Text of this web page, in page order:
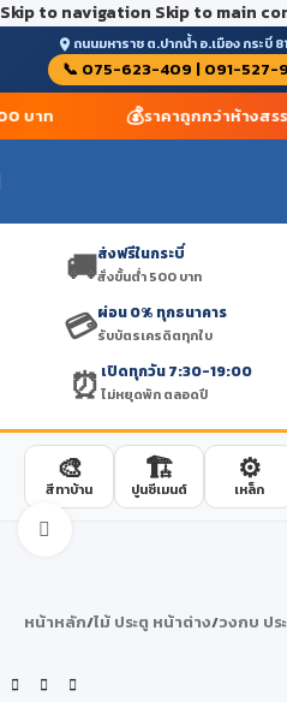
Skip to navigation Skip to main
ถนนมหาราช ต.ปากน้ำ อ.เมือง กระบี่
📞 075-623-409 | 091-527-
บาท 💰ราคาถูกกว่าห้างสร
🚚ส่งฟรีในกระบี่
สั่งขั้นต่ำ 500 บาท
💳ผ่อน 0% ทุกธนาคาร
รับบัตรเครดิตทุกใบ
⏰ เปิดทุกวัน 7:30-19:00
ไม่หยุดพัก ตลอดปี
🎨
สีทาบ้าน
🏗️
ปูนซีเมนต์
⚙️
เหล็ก
Click to enlarge
หน้าหลัก/ไม้ ประตู หน้าต่าง/วงกบ ปร